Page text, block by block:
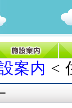
案内 <